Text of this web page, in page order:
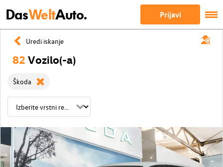
DasWeltAuto. Prijavi
Uredi iskanje
82 Vozilo(-a)
Škoda